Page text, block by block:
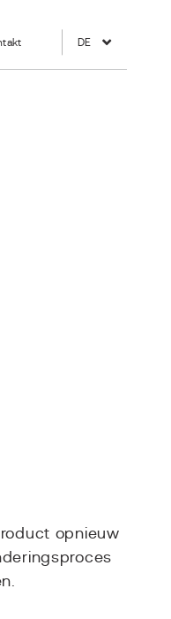
DE
opnieuw